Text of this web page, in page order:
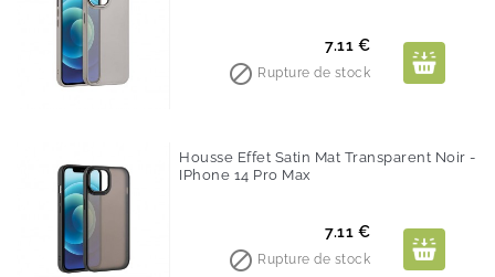
Prix
7.11 €
 Rupture de stock
Housse Effet Satin Mat Transparent Noir -
IPhone 14 Pro Max
Prix
7.11 €
 Rupture de stock